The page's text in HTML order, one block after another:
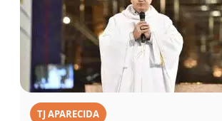
TJ APARECIDA